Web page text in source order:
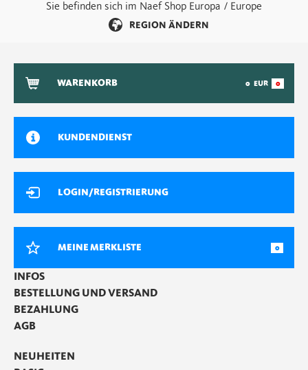
Sie befinden sich im Naef Shop Europa / Europe
REGION ÄNDERN
WARENKORB 0 EUR 0
KUNDENDIENST
LOGIN/REGISTRIERUNG
MEINE MERKLISTE 0
INFOS
BESTELLUNG UND VERSAND
BEZAHLUNG
AGB
NEUHEITEN